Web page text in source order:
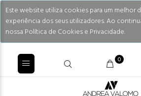
Este website utiliza cookies para um melhor
experiência dos seus utilizadores. Ao
nossa Política de Cookies e Privacidade.
0